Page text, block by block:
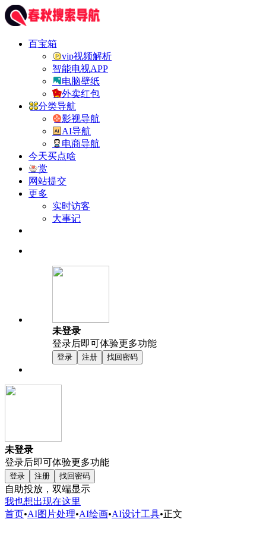
百宝箱
vip视频解析
智能电视APP
电脑壁纸
外卖红包
分类导航
影视导航
AI导航
电商导航
今天买点啥
赏
网站提交
更多
实时访客
大事记
未登录
登录后即可体验更多功能
登录 注册 找回密码
未登录
登录后即可体验更多功能
登录 注册 找回密码
自助投放，双端显示
我也想出现在这里
首页•AI图片处理•AI绘画•AI设计工具•正文